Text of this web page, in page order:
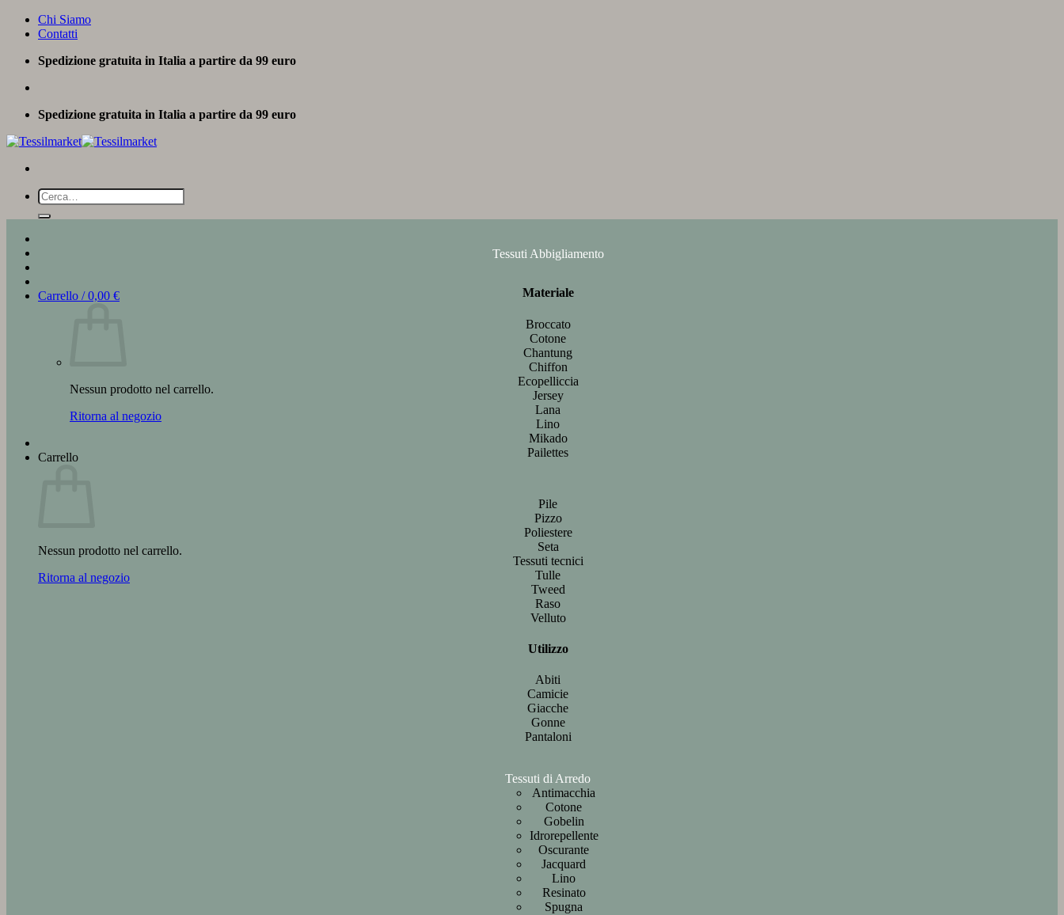
Salta
Chi Siamo
Contatti
Spedizione gratuita in Italia a partire da 99 euro
Spedizione gratuita in Italia a partire da 99 euro
Cerca:
Carrello /0,00 €
Nessun prodotto nel carrello.
Ritorna al negozio
Carrello
Nessun prodotto nel carrello.
Ritorna al negozio
Tessuti Abbigliamento
Materiale
Broccato
Cotone
Chantung
Chiffon
Ecopelliccia
Jersey
Lana
Lino
Mikado
Pailettes
Pile
Pizzo
Poliestere
Seta
Tessuti tecnici
Tulle
Tweed
Raso
Velluto
Utilizzo
Abiti
Camicie
Giacche
Gonne
Pantaloni
Tessuti di Arredo
Antimacchia
Cotone
Gobelin
Idrorepellente
Oscurante
Jacquard
Lino
Resinato
Spugna